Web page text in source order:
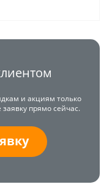
и акциям только
прямо сейчас.